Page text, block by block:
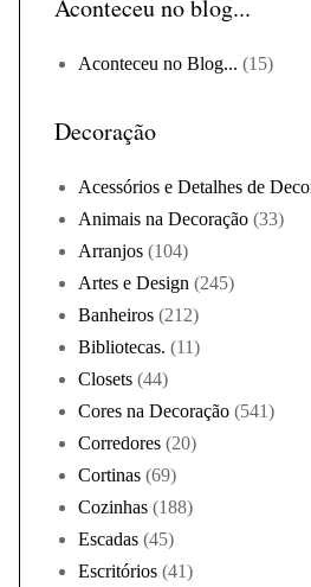
Aconteceu no blog...
Aconteceu no Blog... (15)
Decoração
Acessórios e Detalhes de
Animais na Decoração (33)
Arranjos (104)
Artes e Design (245)
Banheiros (212)
Bibliotecas. (11)
Closets (44)
Cores na Decoração (541)
Corredores (20)
Cortinas (69)
Cozinhas (188)
Escadas (45)
Escritórios (41)